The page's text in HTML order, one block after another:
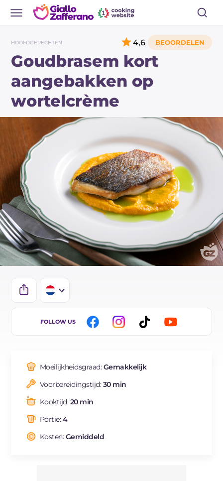
HOOFDGERECHTEN
Goudbrasem kort
aangebakken op
wortelcrème
4,6
IT
ES
FR
BR
FOLLOW US
Moeilijkheidsgraad:Gemakkelijk
Voorbereidingstijd:30 min
Kooktijd:20 min
Portie:4
Kosten:Gemiddeld